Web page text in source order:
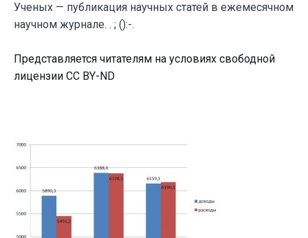
Ученых — публикация научных статей в ежемесячном
научном журнале. . ; ():-.
Представляется читателям на условиях свободной
лицензии CC BY-ND